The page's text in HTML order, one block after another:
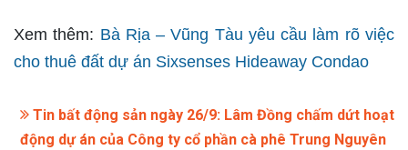
Xem thêm: Bà Rịa – Vũng Tàu yêu cầu làm rõ việc
cho thuê đất dự án Sixsenses Hideaway Condao
Tin bất động sản ngày 26/9: Lâm Đồng chấm dứt hoạt
động dự án của Công ty cổ phần cà phê Trung Nguyên